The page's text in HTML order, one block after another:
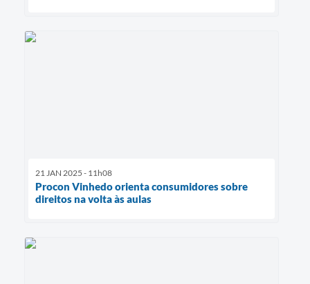
21 JAN 2025 - 11h08
Procon Vinhedo orienta consumidores sobre
direitos na volta às aulas